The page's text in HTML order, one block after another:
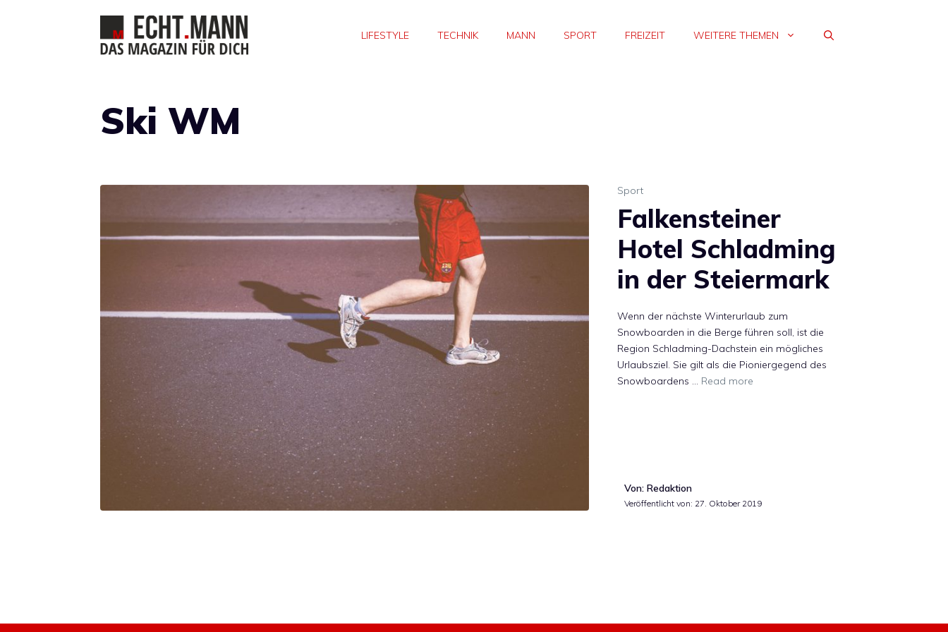
LIFESTYLE TECHNIK MANN SPORT FREIZEIT WEITERE THEMEN
Ski WM
Sport
Falkensteiner
Hotel Schladming
in der Steiermark
Wenn der nächste Winterurlaub zum
Snowboarden in die Berge führen soll, ist die
Region Schladming-Dachstein ein mögliches
Urlaubsziel. Sie gilt als die Pioniergegend des
Snowboardens … Read more
Von: Redaktion
Veröffentlicht von: 27. Oktober 2019